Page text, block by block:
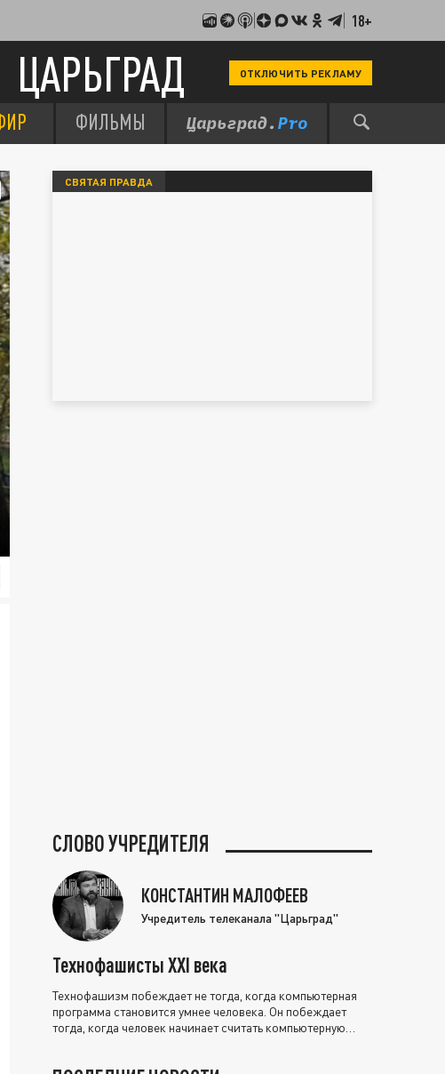
18+
ЦАРЬГРАД ОТКЛЮЧИТЬ РЕКЛАМУ
ФИЛЬМЫ
СВЯТАЯ ПРАВДА
СЛОВО УЧРЕДИТЕЛЯ
КОНСТАНТИН МАЛОФЕЕВ
Учредитель телеканала "Царьград"
Технофашисты XXI века
Технофашизм побеждает не тогда, когда компьютерная
программа становится умнее человека. Он побеждает
тогда, когда человек начинает считать компьютерную